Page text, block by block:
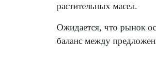
растительных масел.
Ожидается, что рынок
баланс между